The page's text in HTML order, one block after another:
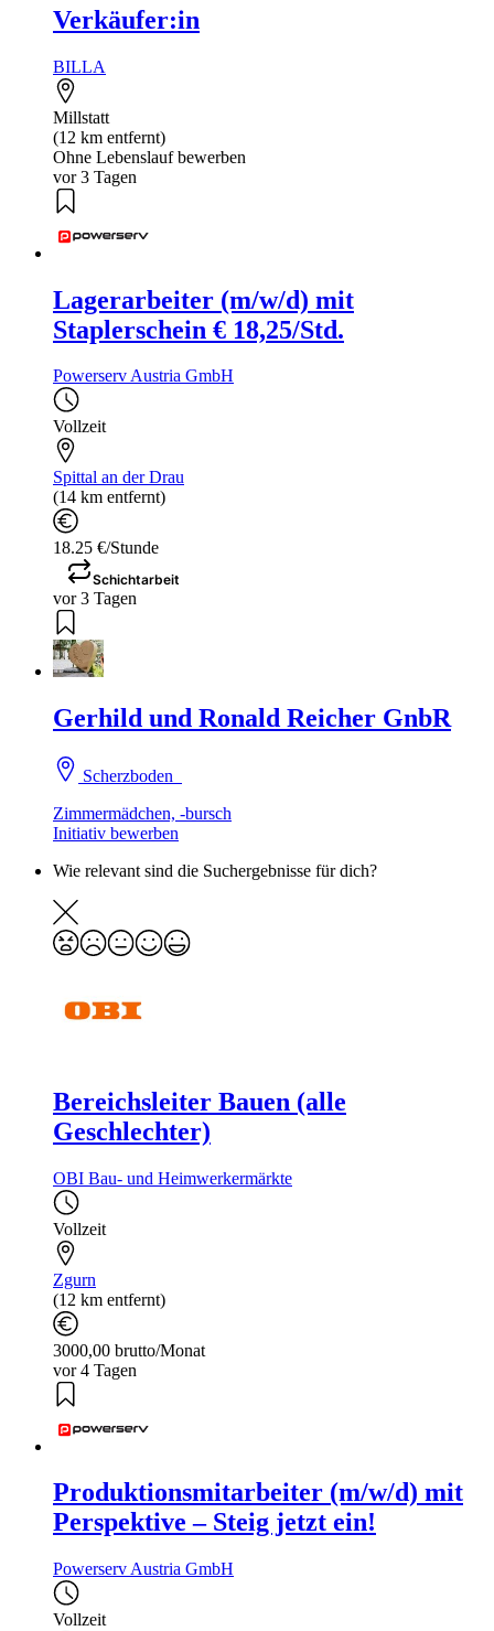
Verkäufer:in
BILLA
Millstatt
(12 km entfernt)
Ohne Lebenslauf bewerben
vor 3 Tagen
Lagerarbeiter (m/w/d) mit
Staplerschein € 18,25/Std.
Powerserv Austria GmbH
Vollzeit
Spittal an der Drau
(14 km entfernt)
18.25 €/Stunde
Schichtarbeit
vor 3 Tagen
Gerhild und Ronald Reicher GnbR
Scherzboden
Zimmermädchen, -bursch
Initiativ bewerben
Wie relevant sind die Suchergebnisse für dich?
Bereichsleiter Bauen (alle
Geschlechter)
OBI Bau- und Heimwerkermärkte
Vollzeit
Zgurn
(12 km entfernt)
3000,00 brutto/Monat
vor 4 Tagen
Produktionsmitarbeiter (m/w/d) mit
Perspektive – Steig jetzt ein!
Powerserv Austria GmbH
Vollzeit